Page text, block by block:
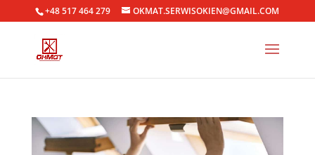
+48 517 464 279 OKMAT.SERWISOKIEN@GMAIL.COM